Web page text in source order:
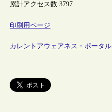
累計アクセス数:3797
印刷用ページ
カレントアウェアネス・ポータル